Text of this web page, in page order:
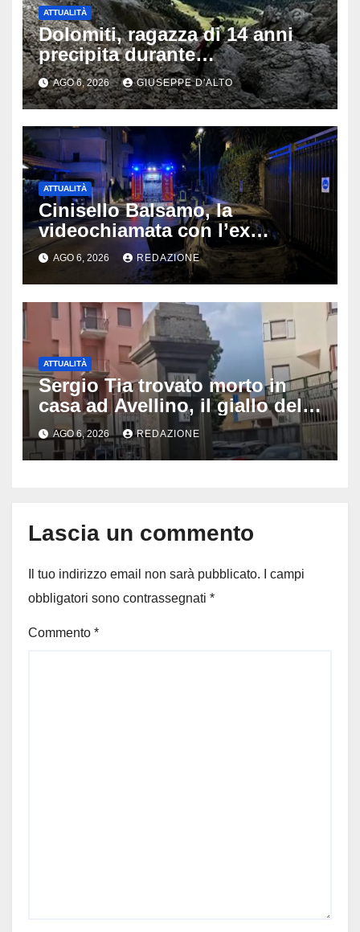
ATTUALITÀ
Dolomiti, ragazza di 14 anni
precipita durante
un’escursione: tragedia sul
Latemar davanti alla famiglia
AGO 6, 2026 GIUSEPPE D'ALTO
ATTUALITÀ
Cinisello Balsamo, la
videochiamata con l’ex
fidanzata e il dramma: 35enne
lotta tra la vita e la morte
AGO 6, 2026 REDAZIONE
ATTUALITÀ
Sergio Tia trovato morto in
casa ad Avellino, il giallo della
porta socchiusa: disposta
l’autopsia
AGO 6, 2026 REDAZIONE
Lascia un commento
Il tuo indirizzo email non sarà pubblicato.
I campi
obbligatori sono contrassegnati *
Commento *